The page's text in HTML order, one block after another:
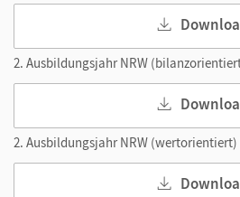
2. Ausbildungsjahr NRW
2. Ausbildungsjahr NRW (wertorientiert)